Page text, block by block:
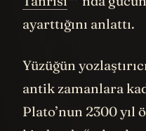
Tanrısı
’nda
ayarttığını anlattı.
Yüzüğün
antik zamanlara
Plato’nun 2300 yıl